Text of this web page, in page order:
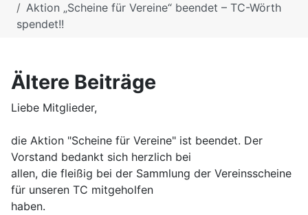
Aktion „Scheine für Vereine“ beendet – TC-Wörth
spendet!!
Ältere Beiträge
Liebe Mitglieder,
die Aktion "Scheine für Vereine" ist beendet. Der
Vorstand bedankt sich herzlich bei
allen, die fleißig bei der Sammlung der Vereinsscheine
für unseren TC mitgeholfen
haben.